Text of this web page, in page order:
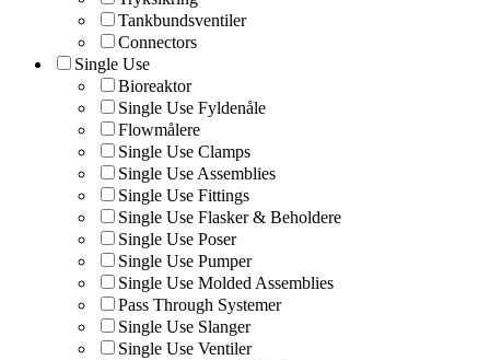
Tankbundsventiler
Connectors
Single Use
Bioreaktor
Single Use Fyldenåle
Flowmålere
Single Use Clamps
Single Use Assemblies
Single Use Fittings
Single Use Flasker & Beholdere
Single Use Poser
Single Use Pumper
Single Use Molded Assemblies
Pass Through Systemer
Single Use Slanger
Single Use Ventiler